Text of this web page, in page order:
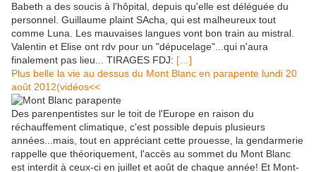
Babeth a des soucis à l'hôpital, depuis qu'elle est déléguée du
personnel. Guillaume plaint SAcha, qui est malheureux tout
comme Luna. Les mauvaises langues vont bon train au mistral.
Valentin et Elise ont rdv pour un "dépucelage"...qui n'aura
finalement pas lieu... TIRAGES FDJ: […]
Plus belle la vie au dessus du Mont Blanc en parapente lundi 20
août 2012(vidéos<<
Des parenpentistes sur le toit de l'Europe en raison du
réchauffement climatique, c'est possible depuis plusieurs
années...mais, tout en appréciant cette prouesse, la gendarmerie
rappelle que théoriquement, l'accès au sommet du Mont Blanc
est interdit à ceux-ci en juillet et août de chaque année! Et Mont-